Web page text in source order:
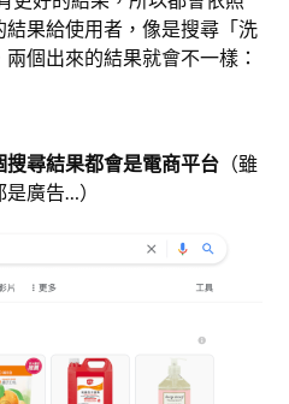
果給使用者，像是搜尋「洗
個出來的結果就會不一樣：
搜尋結果都會是電商平台 （雖
廣告…）